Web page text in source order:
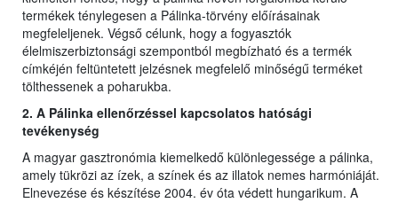
termékek ténylegesen a Pálinka-törvény előírásainak
megfeleljenek. Végső célunk, hogy a fogyasztók
élelmiszerbiztonsági szempontból megbízható és a termék
címkéjén feltüntetett jelzésnek megfelelő minőségű terméket
tölthessenek a poharukba.
2. A Pálinka ellenőrzéssel kapcsolatos hatósági
tevékenység
A magyar gasztronómia kiemelkedő különlegessége a pálinka,
amely tükrözi az ízek, a színek és az illatok nemes harmóniáját.
Elnevezése és készítése 2004. év óta védett hungarikum. A